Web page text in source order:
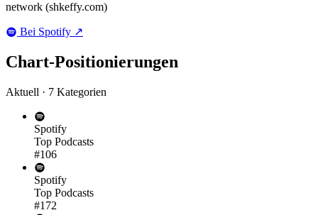
network (shkeffy.com)
Bei Spotify ↗
Chart-Positionierungen
Aktuell · 7 Kategorien
Spotify
Top Podcasts
#106
Spotify
Top Podcasts
#172